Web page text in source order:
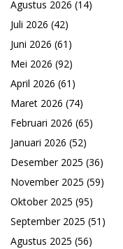
Agustus 2026 (14)
Juli 2026 (42)
Juni 2026 (61)
Mei 2026 (92)
April 2026 (61)
Maret 2026 (74)
Februari 2026 (65)
Januari 2026 (52)
Desember 2025 (36)
November 2025 (59)
Oktober 2025 (95)
September 2025 (51)
Agustus 2025 (56)